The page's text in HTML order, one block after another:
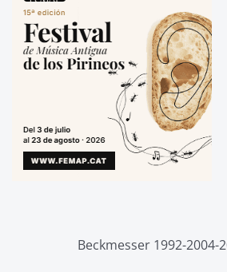
Beckmesser 1992-2004-